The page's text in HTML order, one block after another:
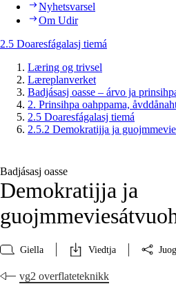
Nyhetsvarsel
Om Udir
2.5 Doaresfágalasj tiemá
Læring og trivsel
Læreplanverket
Badjásasj oasse – árvo ja
2. Prinsihpa oahppama,
2.5 Doaresfágalasj tiemá
2.5.2 Demokratijja ja
Badjásasj oasse
Demokratijja ja
Giella Viedtja
vg2 overflateteknikk